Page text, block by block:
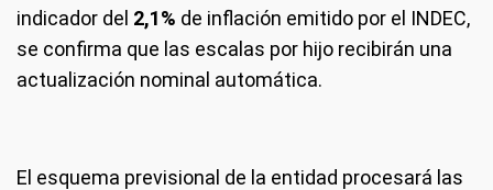
indicador del 2,1% de inflación emitido por el INDEC,
se confirma que las escalas por hijo recibirán una
actualización nominal automática.
El esquema previsional de la entidad procesará las